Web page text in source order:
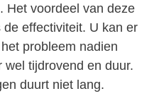
Het voordeel van deze
effectiviteit. U kan er
probleem nadien
tijdrovend en duur.
duurt niet lang.